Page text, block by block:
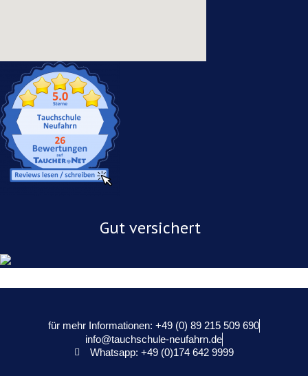
Gut versichert
für mehr Informationen: +49 (0) 89 215 509 690
info@tauchschule-neufahrn.de
Whatsapp: +49 (0)174 642 9999